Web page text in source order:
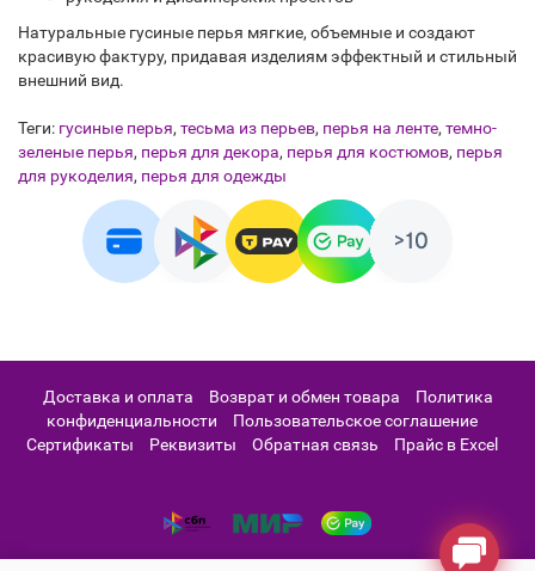
Натуральные гусиные перья мягкие, объемные и создают
красивую фактуру, придавая изделиям эффектный и стильный
внешний вид.
Теги: гусиные перья, тесьма из перьев, перья на ленте, темно-
зеленые перья, перья для декора, перья для костюмов, перья
для рукоделия, перья для одежды
Доставка и оплата Возврат и обмен товара
Политика
конфиденциальности
Пользовательское соглашение
Сертификаты
Реквизиты Обратная связь Прайс в Excel